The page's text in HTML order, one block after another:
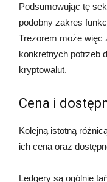
Podsumowując tę
podobny zakres
Trezorem może więc
konkretnych potrzeb
kryptowalut.
Cena i
Kolejną istotną
ich cena oraz
Ledgery są ogólnie